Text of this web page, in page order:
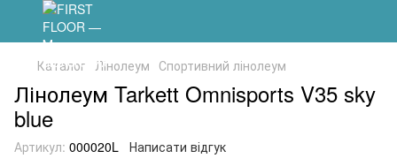
Каталог Лінолеум Спортивний лінолеум
Лінолеум Tarkett Omnisports V35 sky
blue
Артикул: 000020L Написати відгук